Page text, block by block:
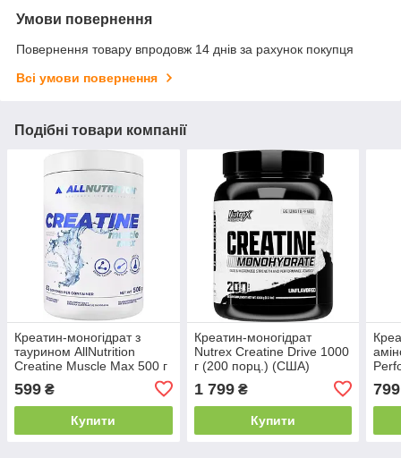
Умови повернення
Повернення товару впродовж 14 днів за рахунок покупця
Всі умови повернення
Подібні товари компанії
Креатин-моногідрат з
таурином AllNutrition
Creatine Muscle Max 500 г
599 ₴
Купити
Креатин-моногідрат
Nutrex Creatine Drive 1000
г (200 порц.) (США)
1 799₴
Купити
799